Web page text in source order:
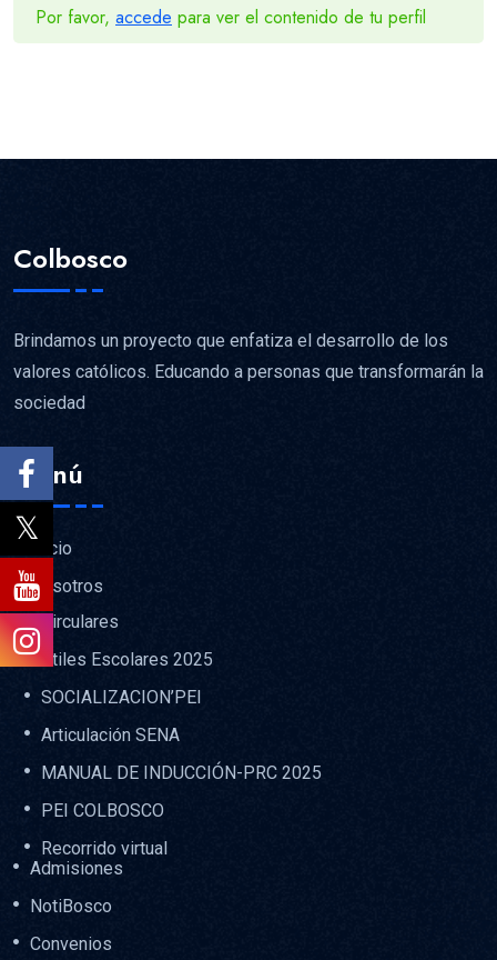
Por favor, accede para ver el contenido de tu perfil
Colbosco
Brindamos un proyecto que enfatiza el desarrollo de los
valores católicos. Educando a personas que transformarán la
sociedad
Menú
Inicio
Nosotros
Circulares
Útiles Escolares 2025
SOCIALIZACION’PEI
Articulación SENA
MANUAL DE INDUCCIÓN-PRC 2025
PEI COLBOSCO
Recorrido virtual
Admisiones
NotiBosco
Convenios